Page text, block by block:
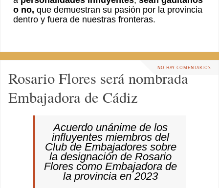
o no, que demuestran su pasión por la provincia
dentro y fuera de nuestras fronteras.
NO HAY COMENTARIOS
Rosario Flores será nombrada
Embajadora de Cádiz
Acuerdo unánime de los
influyentes miembros del
Club de Embajadores sobre
la designación de Rosario
Flores como Embajadora de
la provincia en 2023